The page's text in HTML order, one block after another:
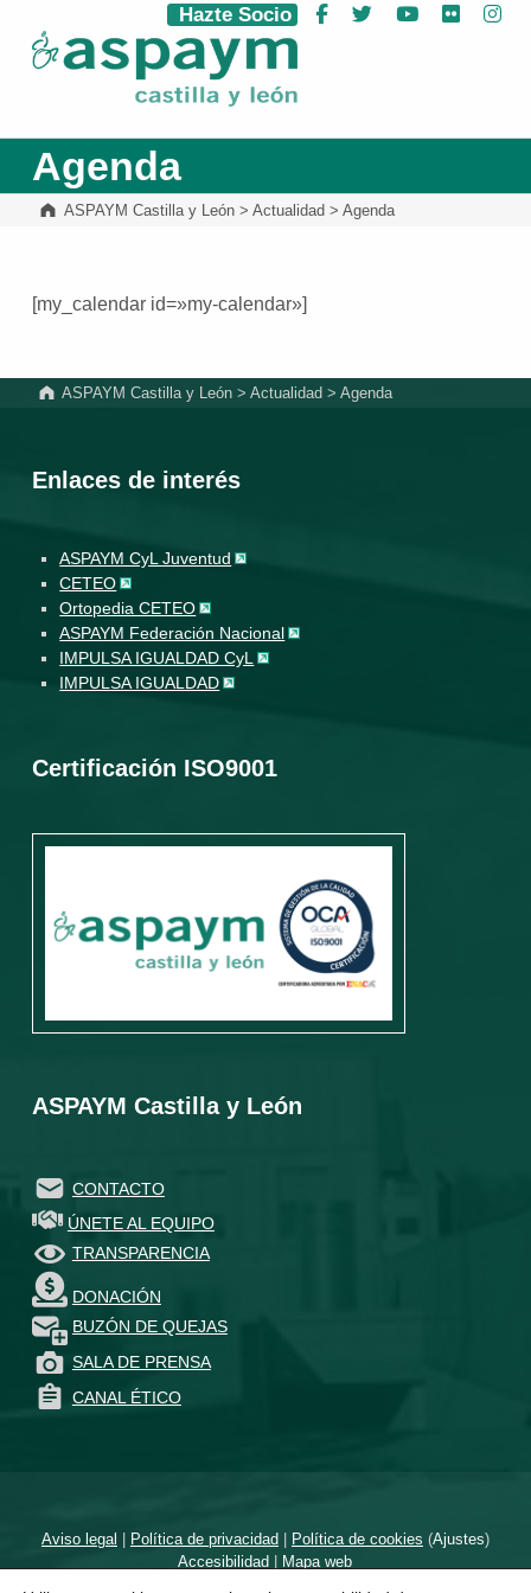
ASPAYM Castilla y León
Hazte Socio Facebook
Twitter YouTube
Flickr
Agenda
ASPAYM Castilla y León> Actualidad > Agenda
[my_calendar id=»my-calendar»]
ASPAYM Castilla y León >Actualidad >Agenda
Enlaces de interés
ASPAYM CyL Juventud
CETEO
Ortopedia CETEO
ASPAYM Federación Nacional
IMPULSA IGUALDAD CyL
IMPULSA IGUALDAD
Certificación ISO9001
ASPAYM Castilla y León
CONTACTO
ÚNETE AL EQUIPO
TRANSPARENCIA
DONACIÓN
BUZÓN DE QUEJAS
SALA DE PRENSA
CANAL ÉTICO
Aviso legal | Política de privacidad| Política de cookies (Ajustes)
Accesibilidad | Mapa web